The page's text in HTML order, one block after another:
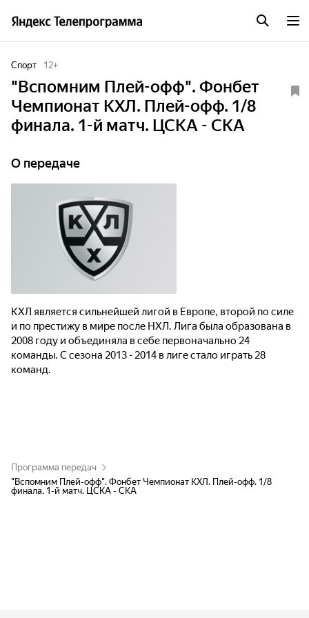
Спорт 12+
"Вспомним Плей-офф". Фонбет
Чемпионат КХЛ. Плей-офф. 1/8
финала. 1-й матч. ЦСКА - СКА
О передаче
КХЛ является сильнейшей лигой в Европе, второй по силе
и по престижу в мире после НХЛ. Лига была образована в
2008 году и объединяла в себе первоначально 24
команды. С сезона 2013 - 2014 в лиге стало играть 28
команд.
Программа передач
"Вспомним Плей-офф". Фонбет Чемпионат КХЛ. Плей-офф. 1/8
финала. 1-й матч. ЦСКА - СКА